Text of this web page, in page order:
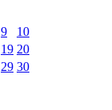
9
10
19 20
29 30